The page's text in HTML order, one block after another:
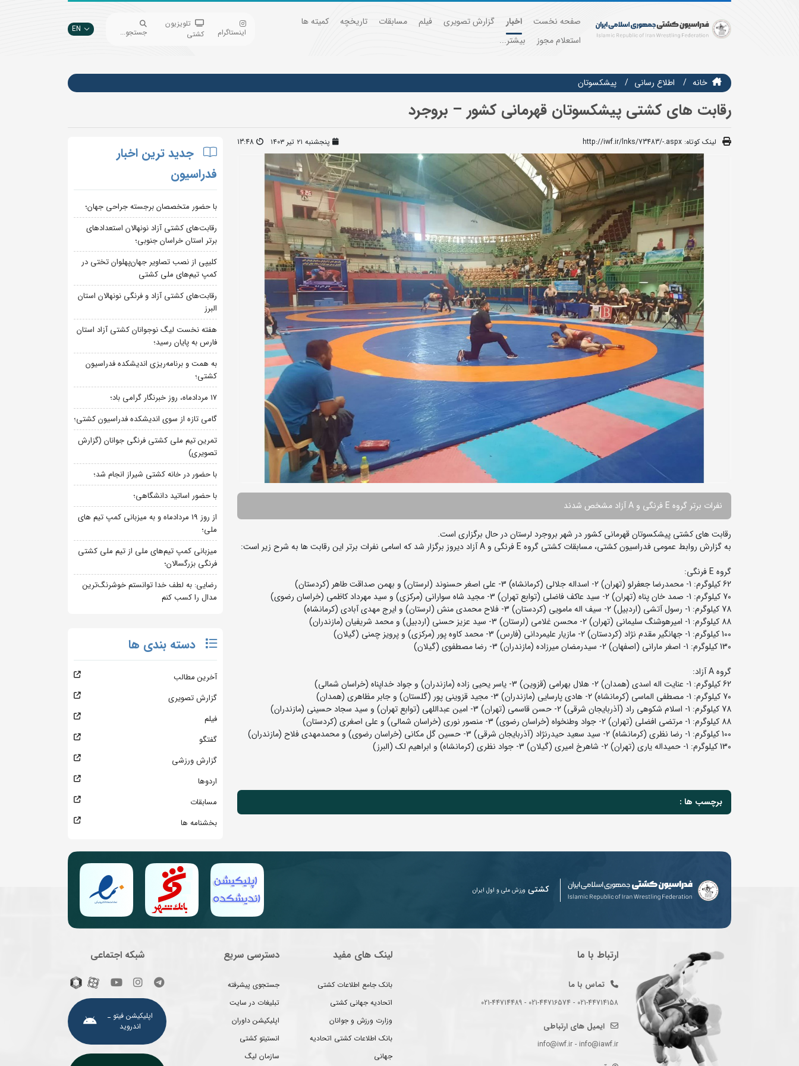
صفحه نخست اخبار گزارش تصویری فیلم مسابقات تاریخچه
کمیته ها
استعلام مجوز
بیشتر...
اینستاگرام
تلویزیون
کشتی
جستجو... EN
خانه اطلاع رسانی پیشکسوتان
رقابت های کشتی پیشکسوتان قهرمانی کشور – بروجرد
لینک کوتاه: http://iwf.ir/lnks/73483/-.aspx پنجشنبه ۲۱ تیر ۱۴۰۳ 13:48
نفرات برتر گروه E فرنگی و A آزاد مشخص شدند
رقابت های کشتی پیشکسوتان قهرمانی کشور در شهر بروجرد لرستان در حال برگزاری است.
به گزارش روابط عمومی فدراسیون کشتی،‌ مسابقات کشتی گروه E فرنگی و A آزاد دیروز برگزار شد که اسامی نفرات برتر این رقابت ها به شرح زیر است:
گروه E فرنگی:
62 کیلوگرم: 1- محمدرضا جعفرلو (تهران) 2- اسداله جلالی (کرمانشاه) 3- علی اصغر حسنوند (لرستان) و بهمن صداقت طاهر (کردستان)
70 کیلوگرم: 1- صمد خان پناه (تهران) 2- سید عاکف فاضلی (توابع تهران) 3- مجید شاه سوارانی (مرکزی) و سید مهرداد کاظمی (خراسان رضوی)
78 کیلوگرم: 1- رسول آتشی (اردبیل) 2- سیف اله مامویی (کردستان) 3- فلاح محمدی منش (لرستان) و ایرج مهدی آبادی (کرمانشاه)
88 کیلوگرم: 1- امیرهوشنگ سلیمانی (تهران) 2- محسن غلامی (لرستان) 3- سید عزیز حسنی (اردبیل) و محمد شریفیان (مازندران)
100 کیلوگرم: 1- جهانگیر مقدم نژاد (کردستان) 2- مازیار علیمردانی (فارس) 3- محمد کاوه پور (مرکزی) و پرویز چمنی (گیلان)
130 کیلوگرم: 1- اصغر مارانی (اصفهان) 2- سیدرمضان میرزاده (مازندران) 3- رضا مصطفوی (گیلان)
گروه ‌A آزاد:
62 کیلوگرم: 1- عنایت اله اسدی (همدان) 2- هلال بهرامی (قزوین) 3- یاسر یحیی زاده (مازندران) و جواد خداپناه (خراسان شمالی)
70 کیلوگرم: 1- مصطفی الماسی (کرمانشاه) 2- هادی پارسایی (مازندران) 3- مجید قزوینی پور (گلستان) و جابر مظاهری (همدان)
78 کیلوگرم: 1- اسلام شکوهی راد (آذربایجان شرقی) 2- حسن قاسمی (تهران) 3- امین عبداللهی (توابع تهران) و سید سجاد حسینی (مازندران)
88 کیلوگرم: 1- مرتضی افضلی (تهران) 2- جواد وطنخواه (خراسان رضوی) 3- منصور نوری (خراسان شمالی) و علی اصغری (کردستان)
100 کیلوگرم: 1- رضا نظری (کرمانشاه) 2- سید سعید حیدرنژاد (آذربایجان شرقی) 3- حسین گل مکانی (خراسان رضوی) و محمدمهدی فلاح (مازندران)
130 کیلوگرم: 1- حمیداله یاری (تهران) 2- شاهرخ امیری (گیلان) 3- جواد نظری (کرمانشاه) و ابراهیم لک (البرز)
برچسب ها :
جدید ترین اخبار
فدراسیون
با حضور متخصصان برجسته جراحی جهان؛
رقابت‌های کشتی آزاد نونهالان استعدادهای
برتر استان خراسان جنوبی؛
کلیپی از نصب تصاویر جهان‌پهلوان تختی در
کمپ تیم‌های ملی کشتی
رقابت‌های کشتی آزاد و فرنگی نونهالان استان
البرز
هفته نخست لیگ نوجوانان کشتی آزاد استان
فارس به پایان رسید؛
به همت و برنامه‌ریزی اندیشکده فدراسیون
کشتی؛
۱۷ مردادماه، روز خبرنگار گرامی باد؛
گامی تازه از سوی اندیشکده فدراسیون کشتی؛
تمرین تیم ملی کشتی فرنگی جوانان (گزارش
تصویری)
با حضور در خانه کشتی شیراز انجام شد؛
با حضور اساتید دانشگاهی؛
از روز 19 مردادماه و به میزبانی کمپ تیم های
ملی؛
میزبانی کمپ تیم‌های ملی از تیم ملی کشتی
فرنگی بزرگسالان؛
رضایی: به لطف خدا توانستم خوشرنگ‌ترین
مدال را کسب کنم
دسته بندی ها
آخرین مطالب
گزارش تصویری
فیلم
گفتگو
گزارش ورزشی
اردوها
مسابقات
بخشنامه ها
کشتی ورزش ملی و اول ایران
ارتباط با ما
تماس با ما
021-44714158 - 021-44716574 - 021-44714489
ایمیل های ارتباطی
info@iwf.ir - info@iawf.ir
لینک های مفید
بانک جامع اطلاعات کشتی
اتحادیه جهانی کشتی
وزارت ورزش و جوانان
بانک اطلاعات کشتی اتحادیه
جهانی
دسترسی سریع
جستجوی پیشرفته
تبلیغات در سایت
اپلیکیشن داوران
انستیتو کشتی
سازمان لیگ
شبکه اجتماعی
اپلیکیشن فیتو ـ
اندروید